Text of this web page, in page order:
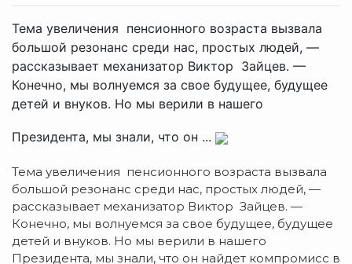
Тема увеличения пенсионного возраста вызвала
большой резонанс среди нас, простых людей, —
рассказывает механизатор Виктор Зайцев. —
Конечно, мы волнуемся за свое будущее, будущее
детей и внуков. Но мы верили в нашего
Президента, мы знали, что он ...
Тема увеличения пенсионного возраста вызвала
большой резонанс среди нас, простых людей, —
рассказывает механизатор Виктор Зайцев. —
Конечно, мы волнуемся за свое будущее, будущее
детей и внуков. Но мы верили в нашего
Президента, мы знали, что он найдет компромисс в